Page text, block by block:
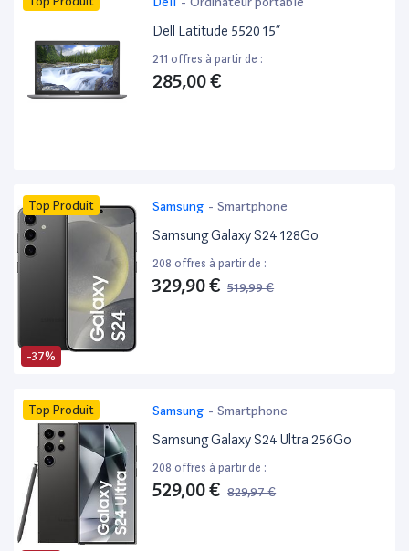
Dell Latitude 5520 15”
211 offres à partir de :
285,00 €
-37%
Top Produit Samsung - Smartphone
Samsung Galaxy S24 128Go
208 offres à partir de :
329,90 € 519,99 €
Top Produit Samsung - Smartphone
Samsung Galaxy S24 Ultra 256Go
208 offres à partir de :
529,00 € 829,97 €